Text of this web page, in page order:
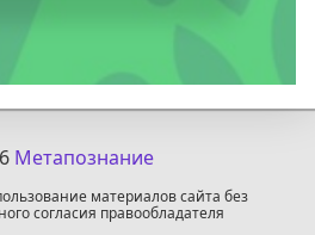
Метапознание
материалов сайта без
согласия правообладателя